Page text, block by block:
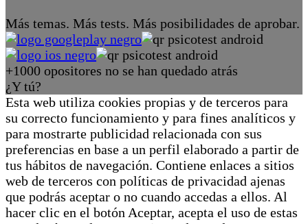
Más temas. Más tests. Más posibilidades de aprobar.
+1000 opositores no se han quedado atrás
¿Y tú?
Esta web utiliza cookies propias y de terceros para
su correcto funcionamiento y para fines analíticos y
para mostrarte publicidad relacionada con sus
preferencias en base a un perfil elaborado a partir de
tus hábitos de navegación. Contiene enlaces a sitios
web de terceros con políticas de privacidad ajenas
que podrás aceptar o no cuando accedas a ellos. Al
hacer clic en el botón Aceptar, acepta el uso de estas